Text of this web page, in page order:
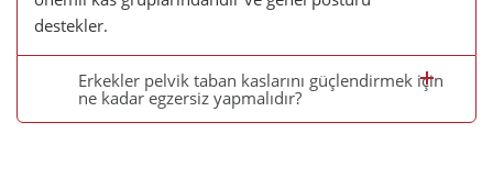
destekler.
Erkekler pelvik taban kaslarını güçlendirmek için
ne kadar egzersiz yapmalıdır?